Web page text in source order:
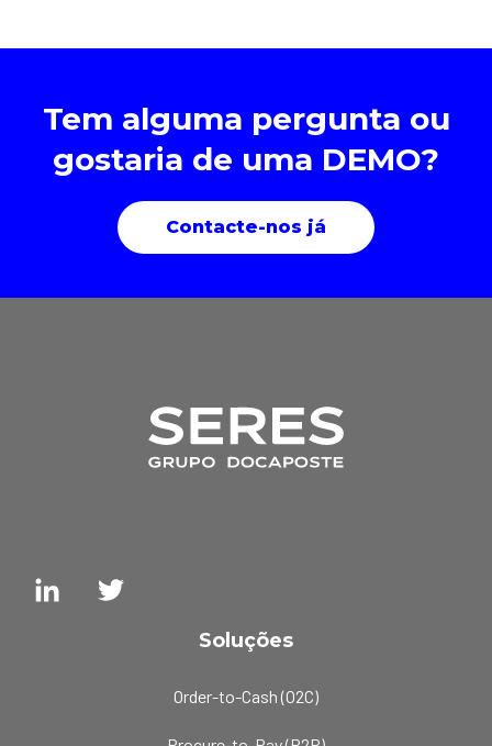
Tem alguma pergunta ou
gostaria de uma DEMO?
Contacte-nos já
Soluções
Order-to-Cash (O2C)